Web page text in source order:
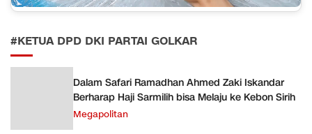
#KETUA DPD DKI PARTAI GOLKAR
Dalam Safari Ramadhan Ahmed Zaki Iskandar
Berharap Haji Sarmilih bisa Melaju ke Kebon Sirih
Megapolitan